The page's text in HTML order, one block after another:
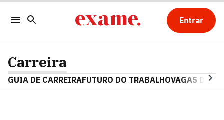
Entrar
Carreira
GUIA DE CARREIRAFUTURO DO TRABALHOVAGAS DE